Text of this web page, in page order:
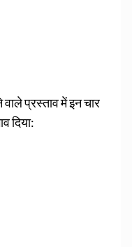
प्रस्‍ताव में इन चार
दिया: